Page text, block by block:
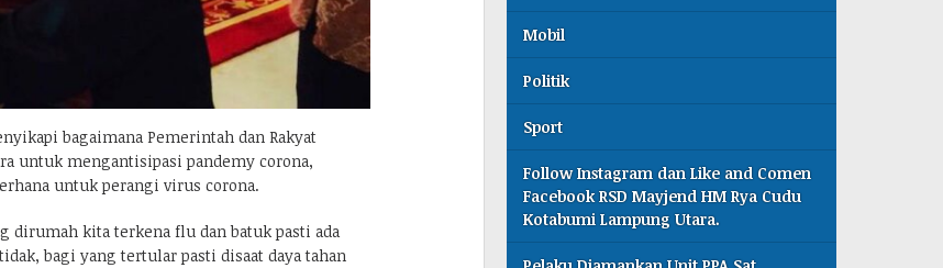
bagaimana Pemerintah dan Rakyat
untuk mengantisipasi pandemy corona,
untuk perangi virus corona.
dirumah kita terkena flu dan batuk pasti ada
bagi yang tertular pasti disaat daya tahan
Mobil
Politik
Sport
Follow Instagram dan Like and Comen
Facebook RSD Mayjend HM Rya Cudu
Kotabumi Lampung Utara.